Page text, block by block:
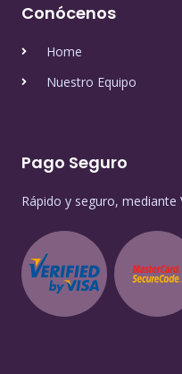
Conócenos
Home
Nuestro Equipo
Pago Seguro
Rápido y seguro, mediante